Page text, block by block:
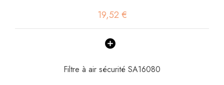
19,52 €
Filtre à air sécurité SA16080